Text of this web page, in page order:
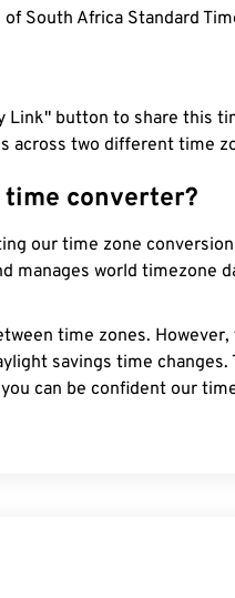
South Africa Standard
Link" button to share this
across two different time
converter?
our time zone
manages world timezone
time zones.
savings time changes.
can be confident our